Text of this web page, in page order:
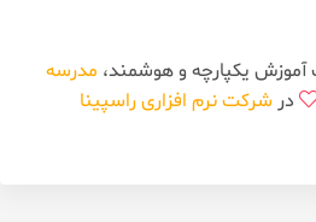
مدرسه
در شرکت نرم افزاری راسپینا